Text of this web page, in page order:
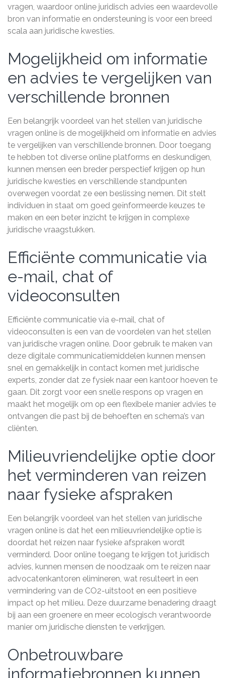
vragen, waardoor online juridisch advies een waardevolle
bron van informatie en ondersteuning is voor een breed
scala aan juridische kwesties.
Mogelijkheid om informatie
en advies te vergelijken van
verschillende bronnen
Een belangrijk voordeel van het stellen van juridische
vragen online is de mogelijkheid om informatie en advies
te vergelijken van verschillende bronnen. Door toegang
te hebben tot diverse online platforms en deskundigen,
kunnen mensen een breder perspectief krijgen op hun
juridische kwesties en verschillende standpunten
overwegen voordat ze een beslissing nemen. Dit stelt
individuen in staat om goed geïnformeerde keuzes te
maken en een beter inzicht te krijgen in complexe
juridische vraagstukken.
Efficiënte communicatie via
e-mail, chat of
videoconsulten
Efficiënte communicatie via e-mail, chat of
videoconsulten is een van de voordelen van het stellen
van juridische vragen online. Door gebruik te maken van
deze digitale communicatiemiddelen kunnen mensen
snel en gemakkelijk in contact komen met juridische
experts, zonder dat ze fysiek naar een kantoor hoeven te
gaan. Dit zorgt voor een snelle respons op vragen en
maakt het mogelijk om op een flexibele manier advies te
ontvangen die past bij de behoeften en schema’s van
cliënten.
Milieuvriendelijke optie door
het verminderen van reizen
naar fysieke afspraken
Een belangrijk voordeel van het stellen van juridische
vragen online is dat het een milieuvriendelijke optie is
doordat het reizen naar fysieke afspraken wordt
verminderd. Door online toegang te krijgen tot juridisch
advies, kunnen mensen de noodzaak om te reizen naar
advocatenkantoren elimineren, wat resulteert in een
vermindering van de CO2-uitstoot en een positieve
impact op het milieu. Deze duurzame benadering draagt
bij aan een groenere en meer ecologisch verantwoorde
manier om juridische diensten te verkrijgen.
Onbetrouwbare
informatiebronnen kunnen